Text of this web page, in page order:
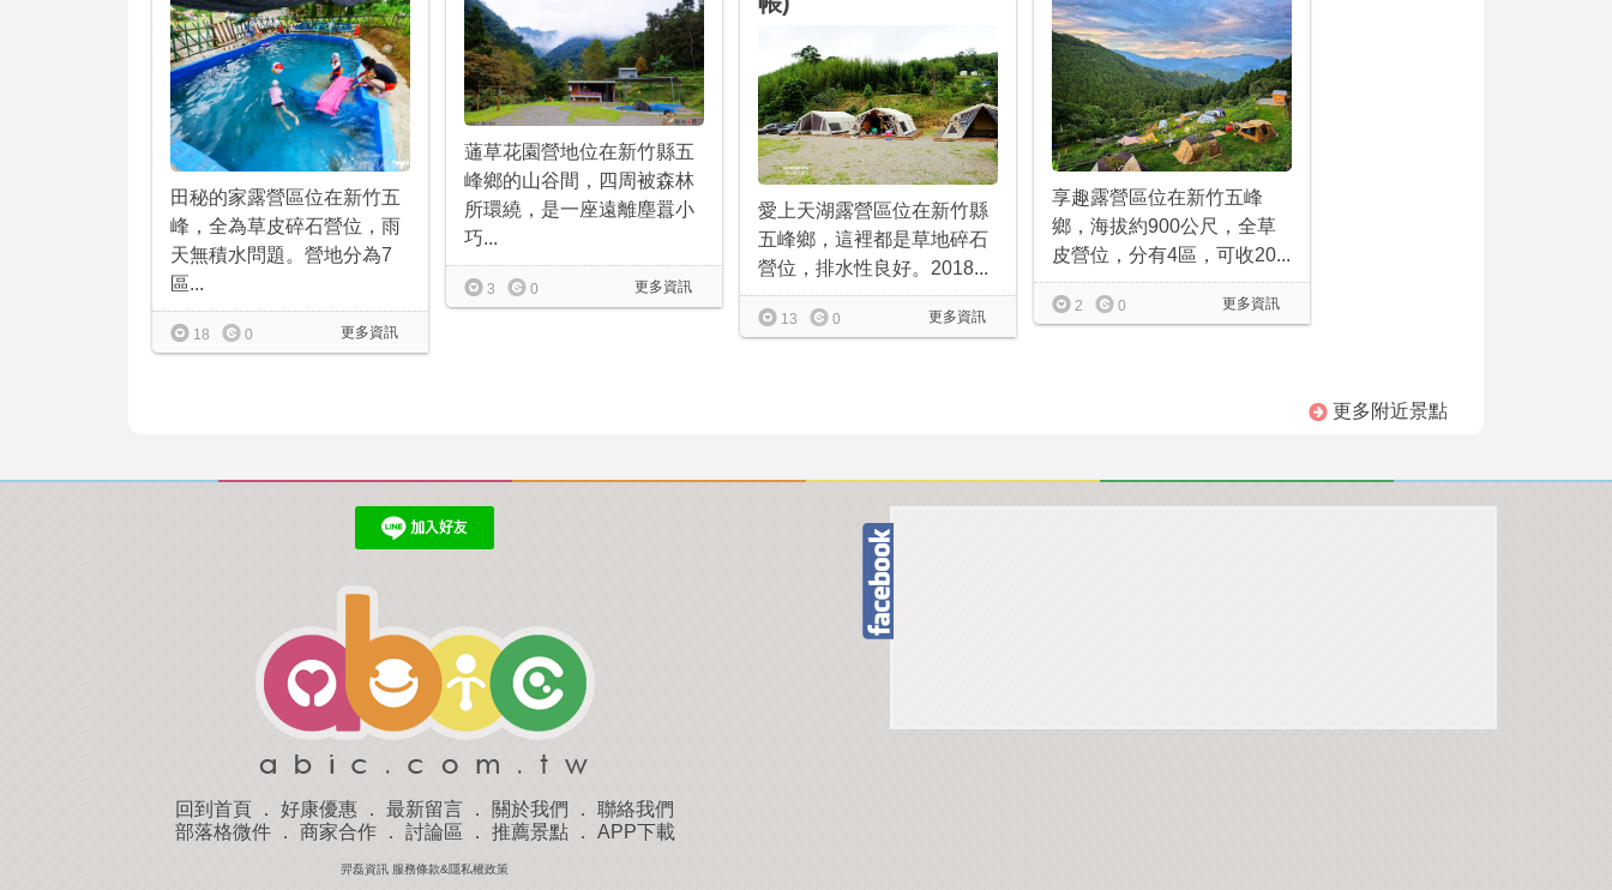
田秘的家露營區位在新竹五
峰，全為草皮碎石營位，雨
天無積水問題。營地分為7
區...
更多資訊
18 0
蓪草花園營地位在新竹縣五
峰鄉的山谷間，四周被森林
所環繞，是一座遠離塵囂小
巧...
更多資訊
3 0
愛上天湖露營區位在新竹縣
五峰鄉，這裡都是草地碎石
營位，排水性良好。2018...
更多資訊
13 0
享趣露營區位在新竹五峰
鄉，海拔約900公尺，全草
皮營位，分有4區，可收20...
更多資訊
2 0
更多附近景點
回到首頁 ． 好康優惠 ． 最新留言 ． 關於我們 ． 聯絡我們
部落格微件． 商家合作． 討論區 ． 推薦景點． APP下載
羿磊資訊 服務條款&隱私權政策